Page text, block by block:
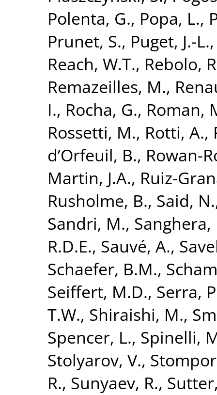
Polenta, G., Popa, L.,
Prunet, S., Puget, J.-L.
Reach, W.T., Rebolo,
Remazeilles, M.,
I., Rocha, G., Roman,
Rossetti, M., Rotti, A.,
d’Orfeuil, B., Rowan-
Martin, J.A., Ruiz-
Rusholme, B., Said, N.
Sandri, M., Sanghera,
R.D.E., Sauvé, A.,
Schaefer, B.M.,
Seiffert, M.D., Serra,
T.W., Shiraishi, M.,
Spencer, L., Spinelli,
Stolyarov, V.,
R., Sunyaev, R.,